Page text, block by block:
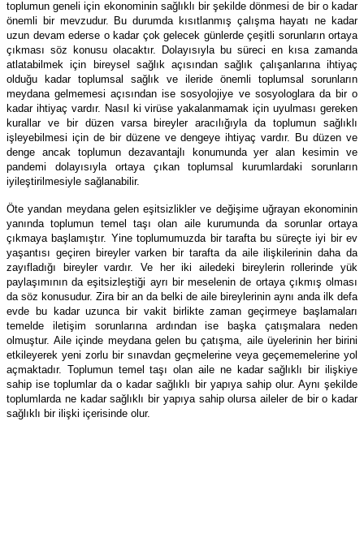
toplumun geneli için ekonominin sağlıklı bir şekilde dönmesi de bir o kadar
önemli bir mevzudur. Bu durumda kısıtlanmış çalışma hayatı ne kadar
uzun devam ederse o kadar çok gelecek günlerde çeşitli sorunların ortaya
çıkması söz konusu olacaktır. Dolayısıyla bu süreci en kısa zamanda
atlatabilmek için bireysel sağlık açısından sağlık çalışanlarına ihtiyaç
olduğu kadar toplumsal sağlık ve ileride önemli toplumsal sorunların
meydana gelmemesi açısından ise sosyolojiye ve sosyologlara da bir o
kadar ihtiyaç vardır. Nasıl ki virüse yakalanmamak için uyulması gereken
kurallar ve bir düzen varsa bireyler aracılığıyla da toplumun sağlıklı
işleyebilmesi için de bir düzene ve dengeye ihtiyaç vardır. Bu düzen ve
denge ancak toplumun dezavantajlı konumunda yer alan kesimin ve
pandemi dolayısıyla ortaya çıkan toplumsal kurumlardaki sorunların
iyileştirilmesiyle sağlanabilir.
Öte yandan meydana gelen eşitsizlikler ve değişime uğrayan ekonominin
yanında toplumun temel taşı olan aile kurumunda da sorunlar ortaya
çıkmaya başlamıştır. Yine toplumumuzda bir tarafta bu süreçte iyi bir ev
yaşantısı geçiren bireyler varken bir tarafta da aile ilişkilerinin daha da
zayıfladığı bireyler vardır. Ve her iki ailedeki bireylerin rollerinde yük
paylaşımının da eşitsizleştiği ayrı bir meselenin de ortaya çıkmış olması
da söz konusudur. Zira bir an da belki de aile bireylerinin aynı anda ilk defa
evde bu kadar uzunca bir vakit birlikte zaman geçirmeye başlamaları
temelde iletişim sorunlarına ardından ise başka çatışmalara neden
olmuştur. Aile içinde meydana gelen bu çatışma, aile üyelerinin her birini
etkileyerek yeni zorlu bir sınavdan geçmelerine veya geçememelerine yol
açmaktadır. Toplumun temel taşı olan aile ne kadar sağlıklı bir ilişkiye
sahip ise toplumlar da o kadar sağlıklı bir yapıya sahip olur. Aynı şekilde
toplumlarda ne kadar sağlıklı bir yapıya sahip olursa aileler de bir o kadar
sağlıklı bir ilişki içerisinde olur.